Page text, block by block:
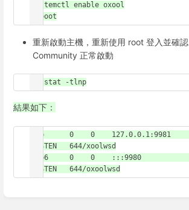
systemctl enable oxool
reboot
重新啟動主機，重新使用 root 登入並確認
Community 正常啟動
netstat -tlnp
結果如下：
tcp      0    0    127.0.0.1:9981	  0.0.0.0:*
LISTEN   644/xoolwsd
tcp6     0    0    :::9980		      :::*
LISTEN   644/oxoolwsd